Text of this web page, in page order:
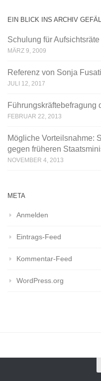
EIN BLICK INS ARCHIV
Schulung für Aufsichtsräte
MÄRZ 9, 2009
Referenz von Sonja Fusati
JULI 12, 2017
Führungskräftebefragung
FEBRUAR 22, 2013
Mögliche Vorteilsnahme:
gegen früheren
NOVEMBER 4, 2013
META
Anmelden
Eintrags-Feed
Kommentar-Feed
WordPress.org